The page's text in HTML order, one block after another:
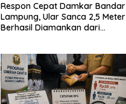
Respon Cepat Damkar Bandar
Lampung, Ular Sanca 2,5 Meter
Berhasil Diamankan dari